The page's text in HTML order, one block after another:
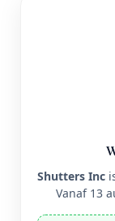
Shutters Inc
Vanaf 13